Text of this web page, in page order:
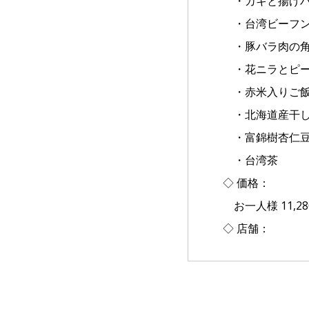
・台湾ビーフ
・豚バラ肉の
・花ニラとピ
・赤米入りご
・北海道産干
・富錦樹杏仁
・台湾茶
◇ 価格：
お一人様
◇ 店舗：